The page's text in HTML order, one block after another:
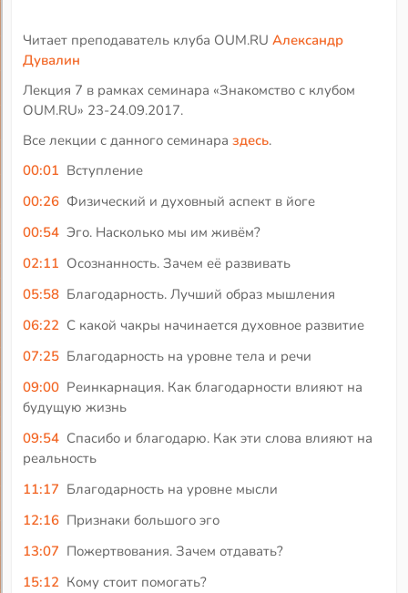
Читает преподаватель клуба OUM.RUАлександр
Дувалин
Лекция 7 в рамках семинара «Знакомство с клубом
OUM.RU» 23-24.09.2017.
Все лекции с данного семинараздесь.
00:01 Вступление
00:26 Физический и духовный аспект в йоге
00:54 Эго. Насколько мы им живём?
02:11 Осознанность. Зачем её развивать
05:58 Благодарность. Лучший образ мышления
06:22 С какой чакры начинается духовное развитие
07:25 Благодарность на уровне тела и речи
09:00 Реинкарнация. Как благодарности влияют на
будущую жизнь
09:54 Спасибо и благодарю. Как эти слова влияют на
реальность
11:17 Благодарность на уровне мысли
12:16 Признаки большого эго
13:07 Пожертвования. Зачем отдавать?
15:12 Кому стоит помогать?